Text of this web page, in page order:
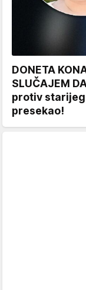
DONETA
SLUČAJEM
protiv
presekao!